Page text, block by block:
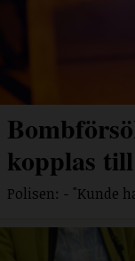
kopplas
Polisen: - "Kunde